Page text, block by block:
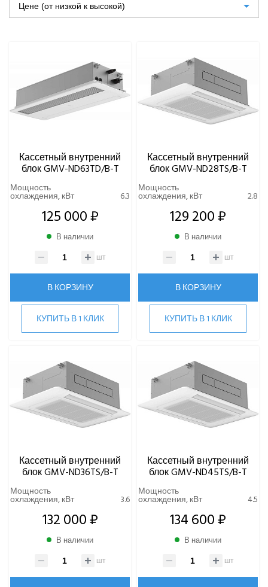
ВИННЫЕ ХОЛОДИЛЬНИКИ И ШКАФЫ
ПРЕЦИЗИОННЫЕ КОНДИЦИОНЕРЫ
ПРИТОЧНЫЕ ОЧИСТИТЕЛИ ВОЗДУХА, БРИЗЕРЫ
ТЕПЛОВЫЕ НАСОСЫ
КОМПРЕССОРНО-КОНДЕНСАТОРНЫЕ БЛОКИ
Цене (от низкой к высокой)
Кассетный внутренний
блок GMV-ND63TD/B-T
Мощность
охлаждения, кВт 6.3
125 000 ₽
В наличии
шт
В КОРЗИНУ
КУПИТЬ В 1 КЛИК
Кассетный внутренний
блок GMV-ND28TS/B-T
Мощность
охлаждения, кВт 2.8
129 200 ₽
В наличии
шт
В КОРЗИНУ
КУПИТЬ В 1 КЛИК
Кассетный внутренний
блок GMV-ND36TS/B-T
Мощность
охлаждения, кВт 3.6
132 000 ₽
В наличии
шт
Кассетный внутренний
блок GMV-ND45TS/B-T
Мощность
охлаждения, кВт 4.5
134 600 ₽
В наличии
шт